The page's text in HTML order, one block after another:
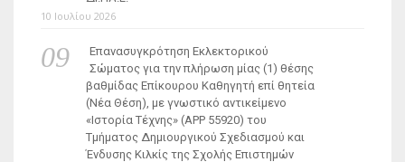
10 Ιουλίου 2026
Επανασυγκρότηση Εκλεκτορικού
Σώματος για την πλήρωση μίας (1) θέσης
βαθμίδας Επίκουρου Καθηγητή επί θητεία
(Νέα Θέση), με γνωστικό αντικείμενο
«Ιστορία Τέχνης» (ΑΡΡ 55920) του
Τμήματος Δημιουργικού Σχεδιασμού και
Ένδυσης Κιλκίς της Σχολής Επιστημών